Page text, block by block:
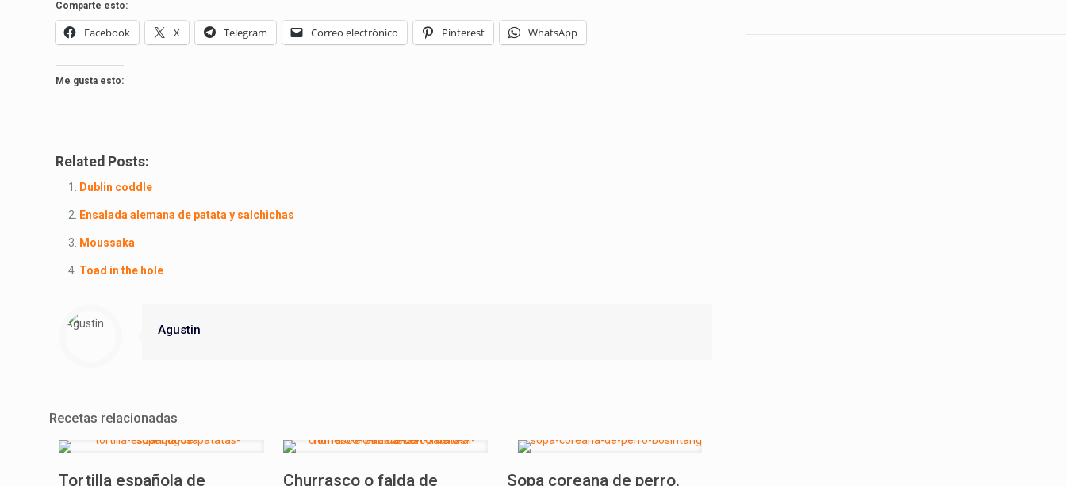
Comparte esto:
Facebook X Telegram Correo electrónico Pinterest WhatsApp
Me gusta esto:
Related Posts:
Dublin coddle
Ensalada alemana de patata y salchichas
Moussaka
Toad in the hole
Agustin
Recetas relacionadas
Tortilla española de
Churrasco o falda de
Sopa coreana de perro,